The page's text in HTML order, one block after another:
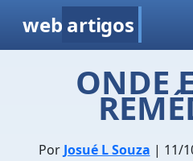
web artigos
ONDE
Por Josué L Souza | 11/